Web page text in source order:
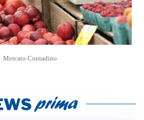
Mercato Contadino